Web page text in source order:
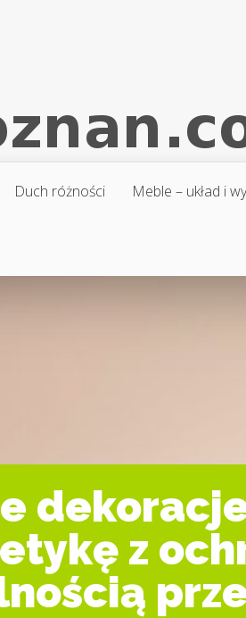
Duch różności Meble – układ i
z